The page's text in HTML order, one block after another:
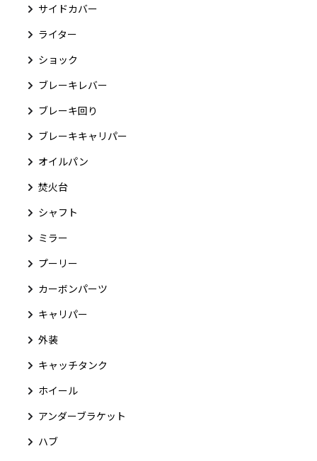
サイドカバー
ライター
ショック
ブレーキレバー
ブレーキ回り
ブレーキキャリパー
オイルパン
焚火台
シャフト
ミラー
プーリー
カーボンパーツ
キャリパー
外装
キャッチタンク
ホイール
アンダーブラケット
ハブ